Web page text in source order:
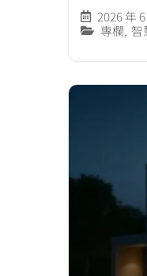
2026 年
專欄, 智